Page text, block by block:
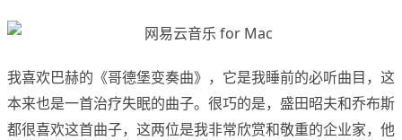
我喜欢巴赫的《哥德堡变奏曲》，它是我睡前的必听曲目，这
本来也是一首治疗失眠的曲子。很巧的是，盛田昭夫和乔布斯
都很喜欢这首曲子，这两位是我非常欣赏和敬重的企业家，他